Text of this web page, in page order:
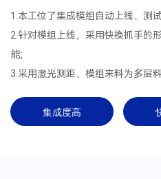
1.本工位了集成模组自动上线、测
2.针对模组上线，采用快换抓手的
能;
3.采用激光测距、模组来料为多层
集成度高